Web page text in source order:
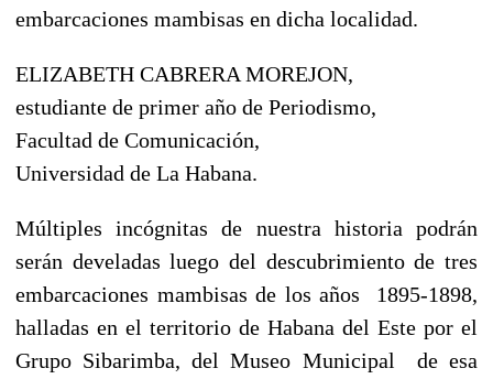
embarcaciones mambisas en dicha localidad.
ELIZABETH CABRERA MOREJON,
estudiante de primer año de Periodismo,
Facultad de Comunicación,
Universidad de La Habana.
Múltiples incógnitas de nuestra historia podrán
serán develadas luego del descubrimiento de tres
embarcaciones mambisas de los años 1895-1898,
halladas en el territorio de Habana del Este por el
Grupo Sibarimba, del Museo Municipal de esa